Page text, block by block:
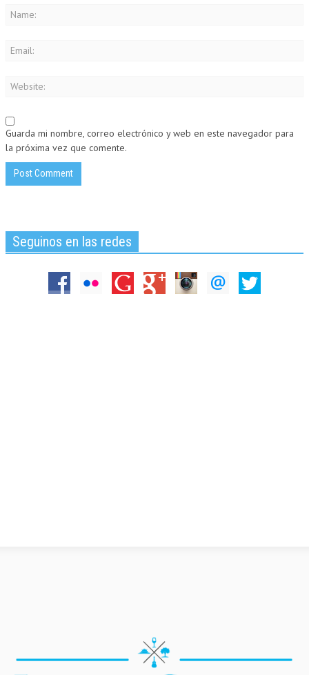
Guarda mi nombre, correo electrónico y web en este navegador para
la próxima vez que comente.
Seguinos en las redes